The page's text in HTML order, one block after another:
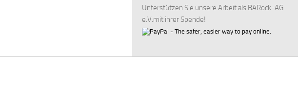
Unterstützen Sie unsere Arbeit als BARock-AG
e.V.mit ihrer Spende!